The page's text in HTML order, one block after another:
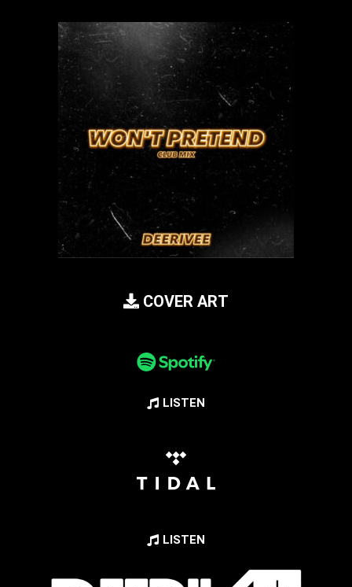
COVER ART
LISTEN
LISTEN